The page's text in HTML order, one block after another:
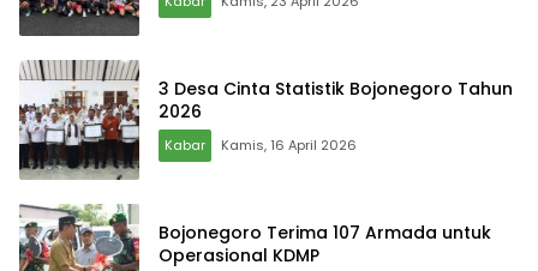
3 Desa Cinta Statistik Bojonegoro Tahun
2026
Kabar Kamis, 16 April 2026
Bojonegoro Terima 107 Armada untuk
Operasional KDMP